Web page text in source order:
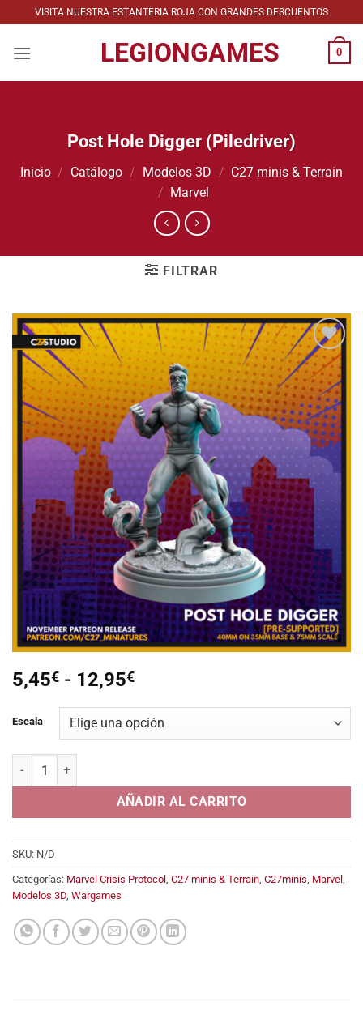
al
contenido
VISITA NUESTRA ESTANTERIA ROJA CON GRANDES DESCUENTOS
LEGIONGAMES 0
Post Hole Digger (Piledriver)
Inicio / Catálogo / Modelos 3D / C27 minis & Terrain
/ Marvel
FILTRAR
Añadir
a la
lista de
deseos
5,45€ - 12,95€Rango
precios:
desde
12,95€
Escala
Post Hole Digger (Piledriver) cantidad
AÑADIR AL CARRITO
SKU: N/D
Categorías: Marvel Crisis Protocol , C27 minis & Terrain, C27minis, Marvel ,
Modelos 3D, Wargames